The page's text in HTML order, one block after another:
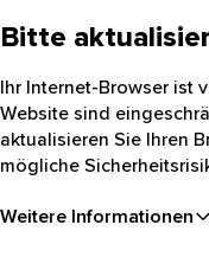
Bitte
Ihr Internet-Browser ist
Website sind
aktualisieren Sie Ihren
mögliche
Weitere Informationen